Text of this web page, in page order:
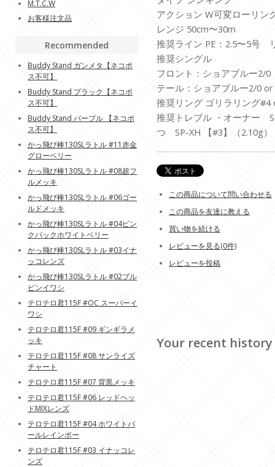
アクション W可変ローリン
レンジ 50cm〜30m
推奨ライン PE：2.5〜5号
推奨シングル
フロント：ショアブルー2/0
テール：ショアブルー2/0
推奨リング ゴリラリング#4
推奨トレブル ・オーナー
つ SP-XH 【#3】（2.10g）
この商品について問い合わせる
この商品を友達に教える
買い物を続ける
レビューを見る(0件)
レビューを投稿
Your recent history
M.T.C.W
お客様注文品
Recommended
Buddy Stand ガンメタ【ネコポ
ス不可】
Buddy Stand プラック【ネコポ
ス不可】
Buddy Stand パープル 【ネコポ
ス不可】
かっ飛び棒130SLラトル #11赤金
グローベリー
かっ飛び棒130SLラトル #08超フ
ルメッキ
かっ飛び棒130SLラトル #06ゴー
ルドメッキ
かっ飛び棒130SLラトル #04ピン
クバックホワイトベリー
かっ飛び棒130SLラトル #03イナ
ッコレンズ
かっ飛び棒130SLラトル #02ブル
ピンイワシ
テロテロ君115F #OC スーパーイ
ワシ
テロテロ君115F #09 ギンギラメ
ッキ
テロテロ君115F #08 サンライズ
チャート
テロテロ君115F #07 背黒メッキ
テロテロ君115F #06 レッドヘッ
ドMIXレンズ
テロテロ君115F #04 ホワイトパ
ールレインボー
テロテロ君115F #03 イナッコレ
ンズ